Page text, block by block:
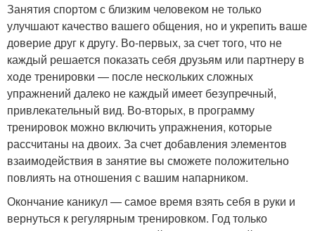
Занятия спортом с близким человеком не только
улучшают качество вашего общения, но и укрепить ваше
доверие друг к другу. Во-первых, за счет того, что не
каждый решается показать себя друзьям или партнеру в
ходе тренировки — после нескольких сложных
упражнений далеко не каждый имеет безупречный,
привлекательный вид. Во-вторых, в программу
тренировок можно включить упражнения, которые
рассчитаны на двоих. За счет добавления элементов
взаимодействия в занятие вы сможете положительно
повлиять на отношения с вашим напарником.
Окончание каникул — самое время взять себя в руки и
вернуться к регулярным тренировком. Год только